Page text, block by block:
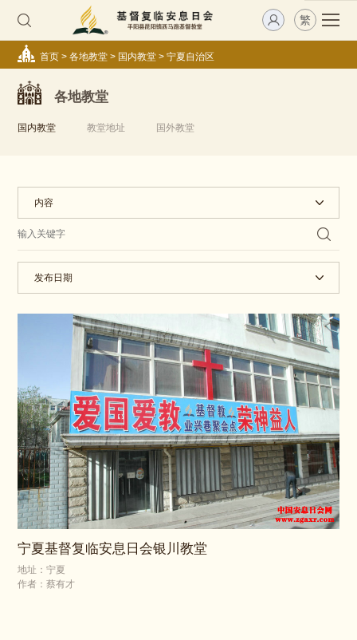
繁
首页> 各地教堂> 国内教堂> 宁夏自治区
各地教堂
国内教堂 教堂地址 国外教堂
内容
发布日期
宁夏基督复临安息日会银川教堂
地址：宁夏
作者：蔡有才